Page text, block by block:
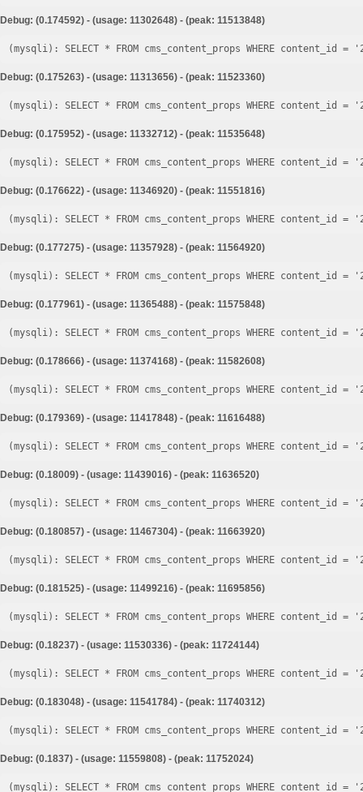
Debug: (0.174592) - (usage: 11302648) - (peak: 11513848)
Debug: (0.175263) - (usage: 11313656) - (peak: 11523360)
Debug: (0.175952) - (usage: 11332712) - (peak: 11535648)
Debug: (0.176622) - (usage: 11346920) - (peak: 11551816)
Debug: (0.177275) - (usage: 11357928) - (peak: 11564920)
Debug: (0.177961) - (usage: 11365488) - (peak: 11575848)
Debug: (0.178666) - (usage: 11374168) - (peak: 11582608)
Debug: (0.179369) - (usage: 11417848) - (peak: 11616488)
Debug: (0.18009) - (usage: 11439016) - (peak: 11636520)
Debug: (0.180857) - (usage: 11467304) - (peak: 11663920)
Debug: (0.181525) - (usage: 11499216) - (peak: 11695856)
Debug: (0.18237) - (usage: 11530336) - (peak: 11724144)
Debug: (0.183048) - (usage: 11541784) - (peak: 11740312)
Debug: (0.1837) - (usage: 11559808) - (peak: 11752024)